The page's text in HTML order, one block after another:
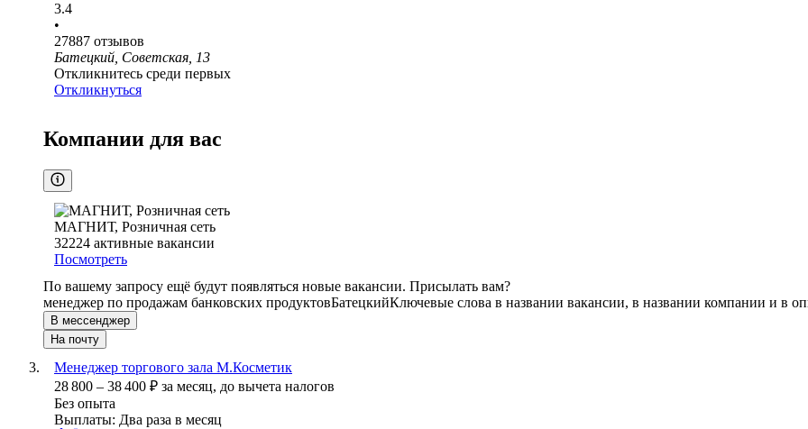
3.4
•
27887 отзывов
Батецкий, Советская, 13
Откликнитесь среди первых
Откликнуться
Компании для вас
МАГНИТ, Розничная сеть
32224 активные вакансии
Посмотреть
По вашему запросу ещё будут появляться новые вакансии. Присылать вам?
менеджер по продажам банковских продуктовБатецкийКлючевые слова в названии вакансии, в названии компании и в
В мессенджер
На почту
Менеджер торгового зала М.Косметик
28 800 – 38 400 ₽ за месяц, до вычета налогов
Без опыта
Выплаты: Два раза в месяц